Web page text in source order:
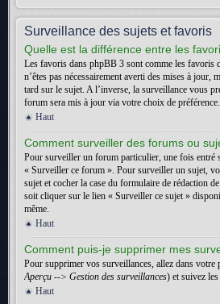
Surveillance des sujets et favoris
Quelle est la différence entre les
Les favoris dans phpBB 3 sont comme les favoris
n’êtes pas nécessairement averti des mises à jour,
tard sur le sujet. A l’inverse, la surveillance vous
forum sera mis à jour via votre choix de préférence.
Haut
Comment surveiller des forums ou
Pour surveiller un forum particulier, une fois entré
« Surveiller ce forum ». Pour surveiller un sujet,
sujet et cocher la case du formulaire de rédaction
soit cliquer sur le lien « Surveiller ce sujet »
même.
Haut
Comment puis-je supprimer mes
Pour supprimer vos surveillances, allez dans votre
Aperçu --> Gestion des surveillances) et suivez
Haut